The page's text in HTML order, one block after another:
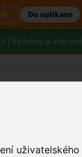
Do aplikace
| Výměny a
Zdraví